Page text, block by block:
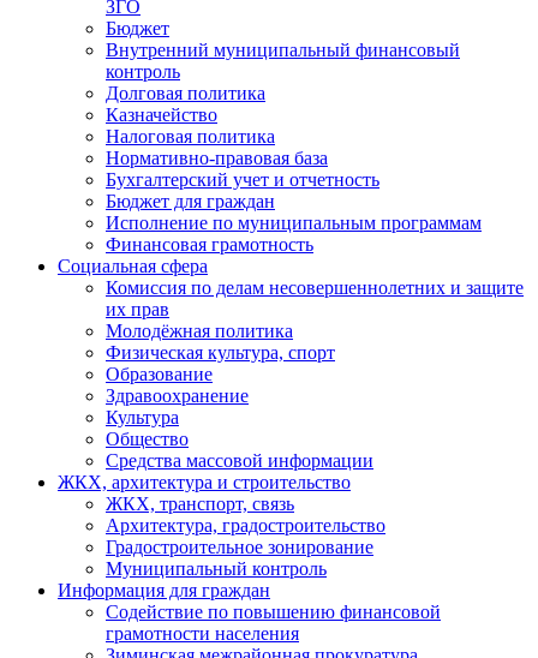
ЗГО
Бюджет
Внутренний муниципальный финансовый
контроль
Долговая политика
Казначейство
Налоговая политика
Нормативно-правовая база
Бухгалтерский учет и отчетность
Бюджет для граждан
Исполнение по муниципальным программам
Финансовая грамотность
Социальная сфера
Комиссия по делам несовершеннолетних и защите
их прав
Молодёжная политика
Физическая культура, спорт
Образование
Здравоохранение
Культура
Общество
Средства массовой информации
ЖКХ, архитектура и строительство
ЖКХ, транспорт, связь
Архитектура, градостроительство
Градостроительное зонирование
Муниципальный контроль
Информация для граждан
Содействие по повышению финансовой
грамотности населения